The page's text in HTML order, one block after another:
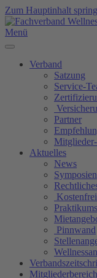
Zum Hauptinhalt
Menü
Verband
Satzung
Service-
Partner
Aktuelles
News
Symposien
Pinnwand
Mitgliederbereich